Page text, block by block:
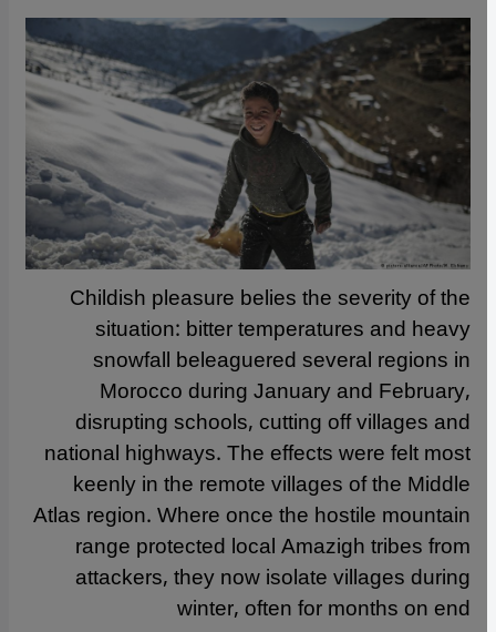
Childish pleasure belies the severity of the
situation: bitter temperatures and heavy
snowfall beleaguered several regions in
Morocco during January and February,
disrupting schools, cutting off villages and
national highways. The effects were felt most
keenly in the remote villages of the Middle
Atlas region. Where once the hostile mountain
range protected local Amazigh tribes from
attackers, they now isolate villages during
winter, often for months on end